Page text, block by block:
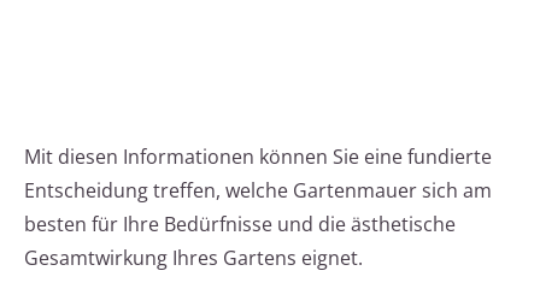
Mit diesen Informationen können Sie eine fundierte
Entscheidung treffen, welche Gartenmauer sich am
besten für Ihre Bedürfnisse und die ästhetische
Gesamtwirkung Ihres Gartens eignet.